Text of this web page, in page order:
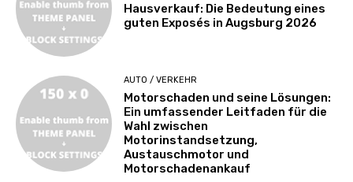
Hausverkauf: Die Bedeutung eines
guten Exposés in Augsburg 2026
AUTO / VERKEHR
Motorschaden und seine Lösungen:
Ein umfassender Leitfaden für die
Wahl zwischen
Motorinstandsetzung,
Austauschmotor und
Motorschadenankauf